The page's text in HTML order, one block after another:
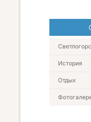
История
Отдых